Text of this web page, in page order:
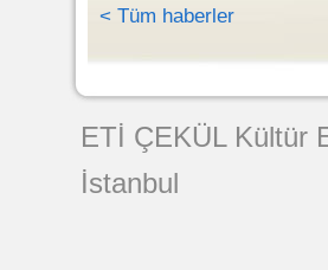
< Tüm haberler
ETİ ÇEKÜL Kültür
İstanbul